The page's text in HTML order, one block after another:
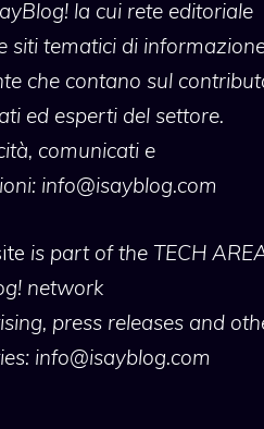
la cui rete editoriale
siti tematici di
che contano sul
ed esperti del settore.
comunicati e
info@isayblog.com
is part of the TECH
network
press releases and
info@isayblog.com